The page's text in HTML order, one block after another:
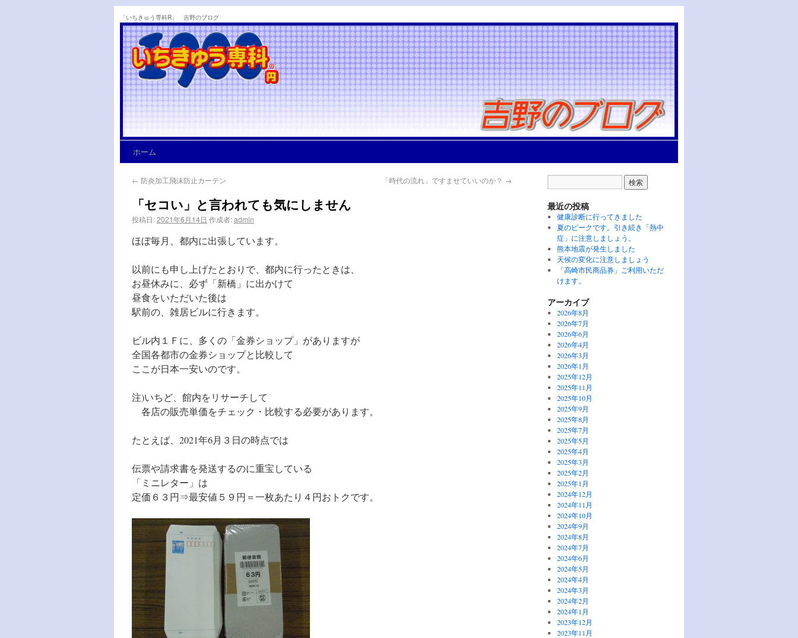
「いちきゅう専科R」 吉野のブログ
ホーム
← 防炎加工飛沫防止カーテン 「時代の流れ」ですませていいのか？ →
「セコい」と言われても気にしません
投稿日:2021年6月14日 作成者:admin
ほぼ毎月、都内に出張しています。
以前にも申し上げたとおりで、都内に行ったときは、
お昼休みに、必ず「新橋」に出かけて
昼食をいただいた後は
駅前の、雑居ビルに行きます。
ビル内１Ｆに、多くの「金券ショップ」がありますが
全国各都市の金券ショップと比較して
ここが日本一安いのです。
注)いちど、館内をリサーチして
各店の販売単価をチェック・比較する必要があります。
たとえば、2021年6月３日の時点では
伝票や請求書を発送するのに重宝している
「ミニレター」は
定価６３円⇒最安値５９円＝一枚あたり４円おトクです。
最近の投稿
健康診断に行ってきました
夏のピークです。引き続き「熱中
症」に注意しましょう。
熊本地震が発生しました
天候の変化に注意しましょう
「高崎市民商品券」ご利用いただ
けます。
アーカイブ
2026年8月
2026年7月
2026年6月
2026年4月
2026年3月
2026年1月
2025年12月
2025年11月
2025年10月
2025年9月
2025年8月
2025年7月
2025年5月
2025年4月
2025年3月
2025年2月
2025年1月
2024年12月
2024年11月
2024年10月
2024年9月
2024年8月
2024年7月
2024年6月
2024年5月
2024年4月
2024年3月
2024年2月
2024年1月
2023年12月
2023年11月